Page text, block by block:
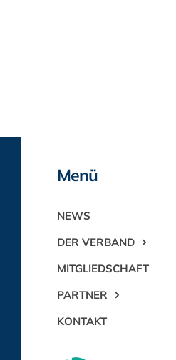
Menü
NEWS
DER VERBAND
MITGLIEDSCHAFT
PARTNER
KONTAKT